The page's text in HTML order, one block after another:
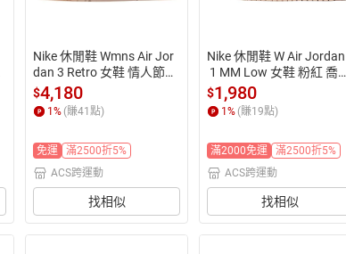
Nike 休閒鞋 Wmns Air Jor
dan 3 Retro 女鞋 情人節
粉紅 AJ3
$4,180
1% (賺41點)
免運
滿2500折5%
ACS跨運動
找相似
Nike 休閒鞋 W Air Jordan
1 MM Low 女鞋 粉紅 喬丹
緞面 HF3969-600
$1,980
1 % (賺19點)
滿2000免運
滿2500折5%
ACS跨運動
找相似